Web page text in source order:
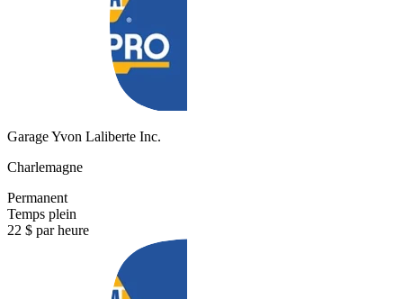
Garage Yvon Laliberte Inc.
Charlemagne
Permanent
Temps plein
22 $ par heure